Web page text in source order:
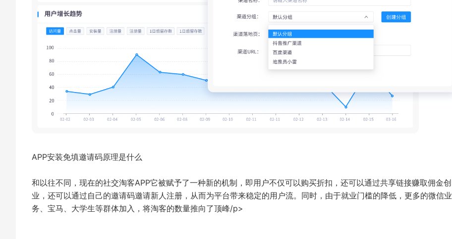
APP安装免填邀请码原理是什么
和以往不同，现在的社交淘客APP它被赋予了一种新的机制，即用户不仅可以购买折扣，还可以通过共享链接赚取佣金创
业，还可以通过自己的邀请码邀请新人注册，从而为平台带来稳定的用户流。同时，由于就业门槛的降低，更多的微信业
务、宝马、大学生等群体加入，将淘客的数量推向了顶峰/p>